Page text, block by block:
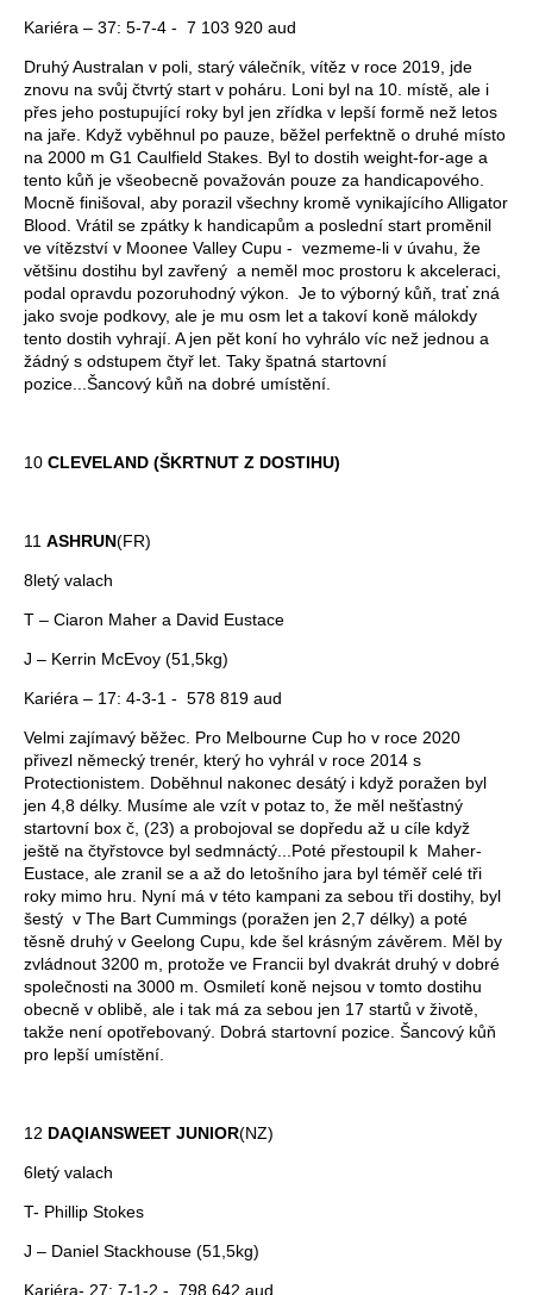
Kariéra – 37: 5-7-4 - 7 103 920 aud
Druhý Australan v poli, starý válečník, vítěz v roce 2019, jde
znovu na svůj čtvrtý start v poháru. Loni byl na 10. místě, ale i
přes jeho postupující roky byl jen zřídka v lepší formě než letos
na jaře. Když vyběhnul po pauze, běžel perfektně o druhé místo
na 2000 m G1 Caulfield Stakes. Byl to dostih weight-for-age a
tento kůň je všeobecně považován pouze za handicapového.
Mocně finišoval, aby porazil všechny kromě vynikajícího Alligator
Blood. Vrátil se zpátky k handicapům a poslední start proměnil
ve vítězství v Moonee Valley Cupu - vezmeme-li v úvahu, že
většinu dostihu byl zavřený a neměl moc prostoru k akceleraci,
podal opravdu pozoruhodný výkon. Je to výborný kůň, trať zná
jako svoje podkovy, ale je mu osm let a takoví koně málokdy
tento dostih vyhrají. A jen pět koní ho vyhrálo víc než jednou a
žádný s odstupem čtyř let. Taky špatná startovní
pozice...Šancový kůň na dobré umístění.
10 CLEVELAND (ŠKRTNUT Z DOSTIHU)
11 ASHRUN(FR)
8letý valach
T – Ciaron Maher a David Eustace
J – Kerrin McEvoy (51,5kg)
Kariéra – 17: 4-3-1 - 578 819 aud
Velmi zajímavý běžec. Pro Melbourne Cup ho v roce 2020
přivezl německý trenér, který ho vyhrál v roce 2014 s
Protectionistem. Doběhnul nakonec desátý i když poražen byl
jen 4,8 délky. Musíme ale vzít v potaz to, že měl nešťastný
startovní box č, (23) a probojoval se dopředu až u cíle když
ještě na čtyřstovce byl sedmnáctý...Poté přestoupil k Maher-
Eustace, ale zranil se a až do letošního jara byl téměř celé tři
roky mimo hru. Nyní má v této kampani za sebou tři dostihy, byl
šestý v The Bart Cummings (poražen jen 2,7 délky) a poté
těsně druhý v Geelong Cupu, kde šel krásným závěrem. Měl by
zvládnout 3200 m, protože ve Francii byl dvakrát druhý v dobré
společnosti na 3000 m. Osmiletí koně nejsou v tomto dostihu
obecně v oblibě, ale i tak má za sebou jen 17 startů v životě,
takže není opotřebovaný. Dobrá startovní pozice. Šancový kůň
pro lepší umístění.
12 DAQIANSWEET JUNIOR(NZ)
6letý valach
T- Phillip Stokes
J – Daniel Stackhouse (51,5kg)
Kariéra- 27: 7-1-2 - 798 642 aud